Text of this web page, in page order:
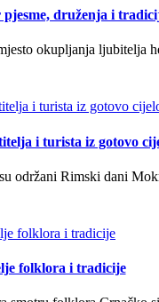
pjesme, druženja i
okupljanja ljubitelja
i turista iz gotovo
održani Rimski dani
folklora i tradicije